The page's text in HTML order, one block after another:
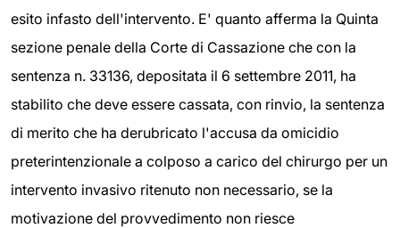
esito infasto dell'intervento. E' quanto afferma la Quinta
sezione penale della Corte di Cassazione che con la
sentenza n. 33136, depositata il 6 settembre 2011, ha
stabilito che deve essere cassata, con rinvio, la sentenza
di merito che ha derubricato l'accusa da omicidio
preterintenzionale a colposo a carico del chirurgo per un
intervento invasivo ritenuto non necessario, se la
motivazione del provvedimento non riesce